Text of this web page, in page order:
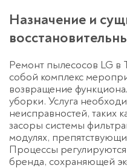
Назначение и
Ремонт пылесосов LG в
собой комплекс
возвращение
уборки. Услуга
неисправностей, таких
засоры системы
модулях,
Процессы
бренда, сохраняющей